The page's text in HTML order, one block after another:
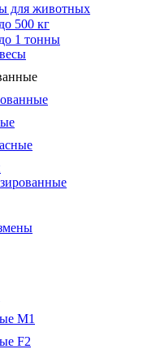
для животных
500 кг
1 тонны
М1
F2